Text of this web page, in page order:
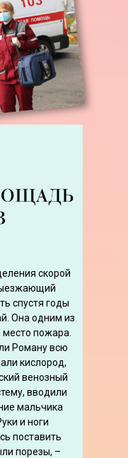
скорой
спустя годы
Она одним из
пожара.
Роману всю
кислород,
венозный
вводили
мальчика
и ноги
поставить
порезы, –